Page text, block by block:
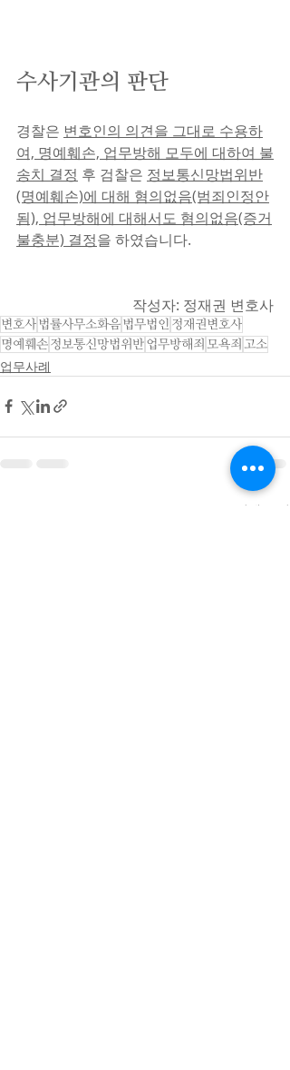
수사기관의 판단
경찰은 변호인의 의견을 그대로 수용하
여, 명예훼손, 업무방해 모두에 대하여 불
송치 결정 후 검찰은 정보통신망법위반
(명예훼손)에 대해 혐의없음(범죄인정안
됨), 업무방해에 대해서도 혐의없음(증거
불충분) 결정을 하였습니다.
작성자: 정재권 변호사
변호사법률사무소화음법무법인 정재권변호사
명예훼손정보통신망법위반업무방해죄 모욕죄 고소
업무사례
전체 보기